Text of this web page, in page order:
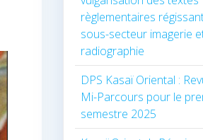
règlementaires
sous-secteur imagerie
radiographie
DPS Kasaï Oriental :
Mi-Parcours pour le
semestre 2025